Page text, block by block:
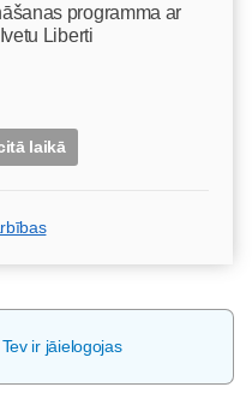
programma ar
Liberti
laikā
ir jāielogojas